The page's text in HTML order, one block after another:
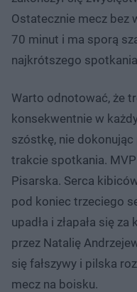
Ostatecznie mecz bez
70 minut i ma sporą
najkrótszego
Warto odnotować, że
konsekwentnie w
szóstkę, nie
trakcie spotkania.
Pisarska. Serca
pod koniec trzeciego
upadła i złapała się
przez Natalię
się fałszywy i pilska
mecz na boisku.